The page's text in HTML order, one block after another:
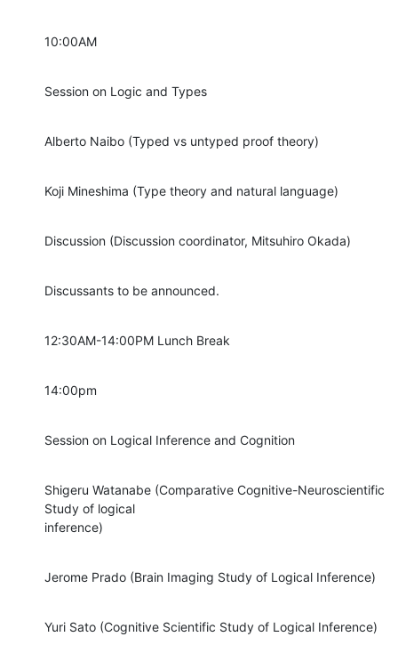
10:00AM
Session on Logic and Types
Alberto Naibo (Typed vs untyped proof theory)
Koji Mineshima (Type theory and natural language)
Discussion (Discussion coordinator, Mitsuhiro Okada)
Discussants to be announced.
12:30AM-14:00PM Lunch Break
14:00pm
Session on Logical Inference and Cognition
Shigeru Watanabe (Comparative Cognitive-Neuroscientific
Study of logical
inference)
Jerome Prado (Brain Imaging Study of Logical Inference)
Yuri Sato (Cognitive Scientific Study of Logical Inference)